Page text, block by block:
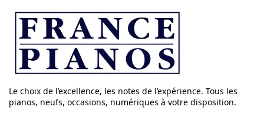
contenu
Le choix de l’excellence, les notes de l’expérience. Tous les
pianos, neufs, occasions, numériques à votre disposition.